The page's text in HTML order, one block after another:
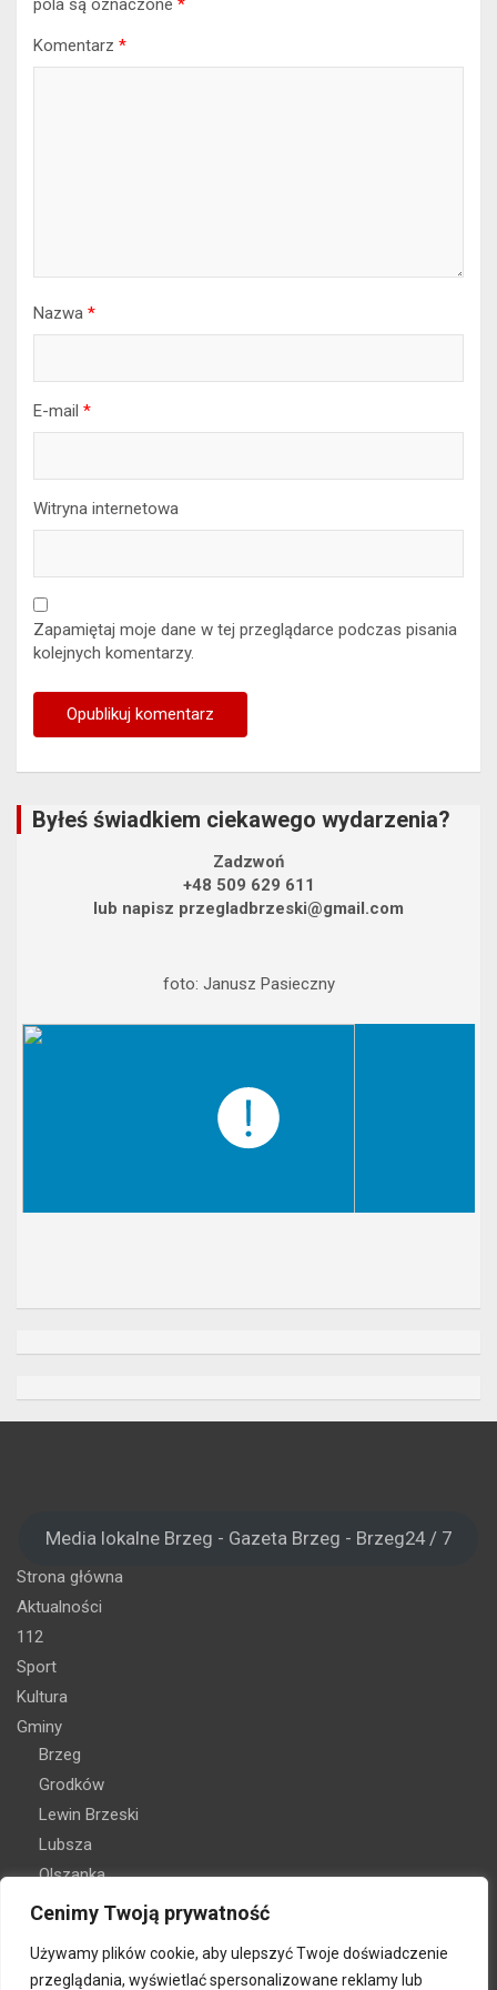
Cenimy Twoją prywatność
Używamy plików cookie, aby ulepszyć Twoje doświadczenie
przeglądania, wyświetlać spersonalizowane reklamy lub
pola są oznaczone *
Komentarz *
Nazwa *
E-mail *
Witryna internetowa
Zapamiętaj moje dane w tej przeglądarce podczas pisania
kolejnych komentarzy.
Byłeś świadkiem ciekawego wydarzenia?
Zadzwoń
+48 509 629 611
lub napisz przegladbrzeski@gmail.com
foto: Janusz Pasieczny
Media lokalne Brzeg - Gazeta Brzeg - Brzeg24 / 7
Strona główna
Aktualności
112
Sport
Kultura
Gminy
Brzeg
Grodków
Lewin Brzeski
Lubsza
Olszanka
Skarbimierz
Kontakt